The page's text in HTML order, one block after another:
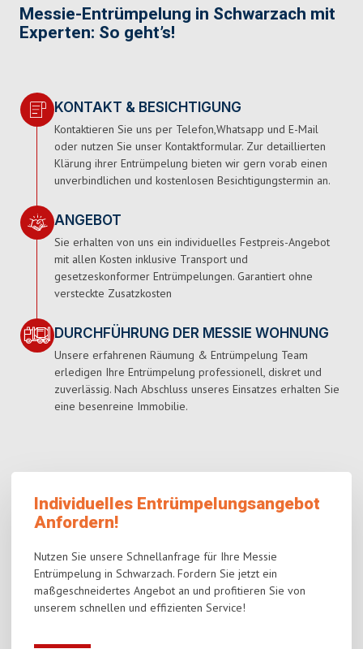
Messie-Entrümpelung in Schwarzach mit
Experten: So geht’s!
KONTAKT & BESICHTIGUNG
Kontaktieren Sie uns per Telefon,Whatsapp und E-Mail
oder nutzen Sie unser Kontaktformular. Zur detaillierten
Klärung ihrer Entrümpelung bieten wir gern vorab einen
unverbindlichen und kostenlosen Besichtigungstermin an.
ANGEBOT
Sie erhalten von uns ein individuelles Festpreis-Angebot
mit allen Kosten inklusive Transport und
gesetzeskonformer Entrümpelungen. Garantiert ohne
versteckte Zusatzkosten
DURCHFÜHRUNG DER MESSIE WOHNUNG
Unsere erfahrenen Räumung & Entrümpelung Team
erledigen Ihre Entrümpelung professionell, diskret und
zuverlässig. Nach Abschluss unseres Einsatzes erhalten Sie
eine besenreine Immobilie.
Individuelles Entrümpelungsangebot
Anfordern!
Nutzen Sie unsere Schnellanfrage für Ihre Messie
Entrümpelung in Schwarzach. Fordern Sie jetzt ein
maßgeschneidertes Angebot an und profitieren Sie von
unserem schnellen und effizienten Service!